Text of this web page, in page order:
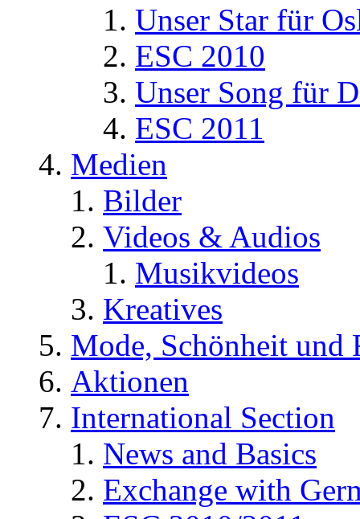
Unser Star für
ESC 2010
Unser Song für
ESC 2011
Medien
Bilder
Videos & Audios
Musikvideos
Kreatives
Mode, Schönheit und
Aktionen
International Section
News and Basics
Exchange with